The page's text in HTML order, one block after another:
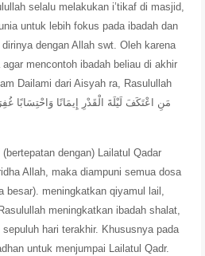
selalu melakukan i’tikaf di masjid,
untuk lebih fokus pada ibadah dan
dengan Allah swt. Oleh karena
mencontoh ibadah beliau di akhir
Dailami dari Aisyah ra, Rasulullah
مَنِ اعْتَكَفَ لَيْلَةَ الْقَدْرِ إِيمَانًا وَاحْتِسَابًا
dengan) Lailatul Qadar
Allah, maka diampuni semua dosa
besar). meningkatkan qiyamul lail,
meningkatkan ibadah shalat,
hari terakhir. Khususnya pada
untuk menjumpai Lailatul Qadr.